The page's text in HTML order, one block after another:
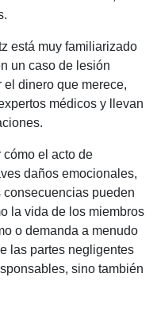
está muy familiarizado
un caso de lesión
dinero que merece,
médicos y llevan
cómo el acto de
daños emocionales,
pueden
la vida de los miembros
o demanda a menudo
las partes negligentes
sino también